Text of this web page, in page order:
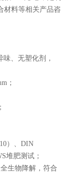
材料等相关产品咨
、无塑化剂，
；
）、DIN
堆肥测试；
生物降解，符合